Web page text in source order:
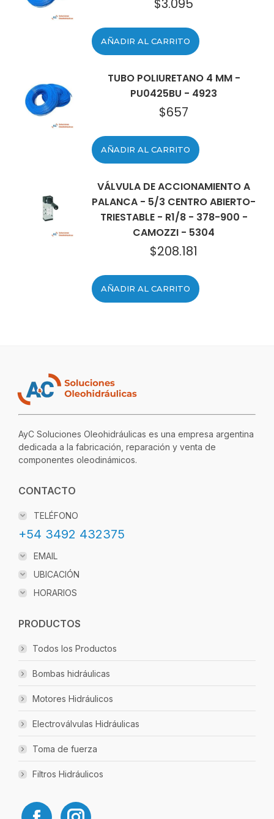
$3.095
AÑADIR AL CARRITO
TUBO POLIURETANO 4 MM -
PU0425BU - 4923
$657
AÑADIR AL CARRITO
VÁLVULA DE ACCIONAMIENTO A
PALANCA - 5/3 CENTRO ABIERTO-
TRIESTABLE - R1/8 - 378-900 -
CAMOZZI - 5304
$208.181
AÑADIR AL CARRITO
AyC Soluciones Oleohidráulicas es una empresa argentina
dedicada a la fabricación, reparación y venta de
componentes oleodinámicos.
CONTACTO
TELÉFONO
+54 3492 432375
EMAIL
UBICACIÓN
HORARIOS
PRODUCTOS
Todos los Productos
Bombas hidráulicas
Motores Hidráulicos
Electroválvulas Hidráulicas
Toma de fuerza
Filtros Hidráulicos